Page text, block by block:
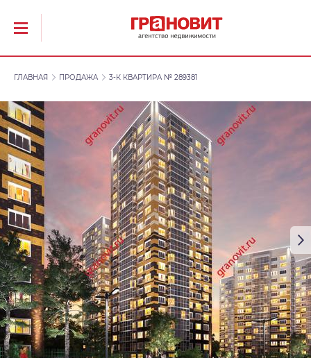
ГЛАВНАЯ ПРОДАЖА 3-К КВАРТИРА № 289381